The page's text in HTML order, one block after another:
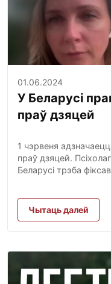
01.06.2024
У Беларусі
праў дзяцей
1 чэрвеня
праў дзяцей.
Беларусі трэба
Чытаць далей